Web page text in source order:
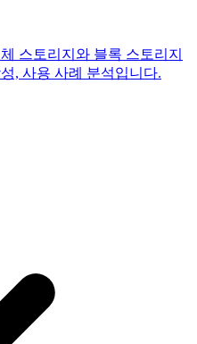
스토리지와 블록 스토리지
, 사용 사례 분석입니다.